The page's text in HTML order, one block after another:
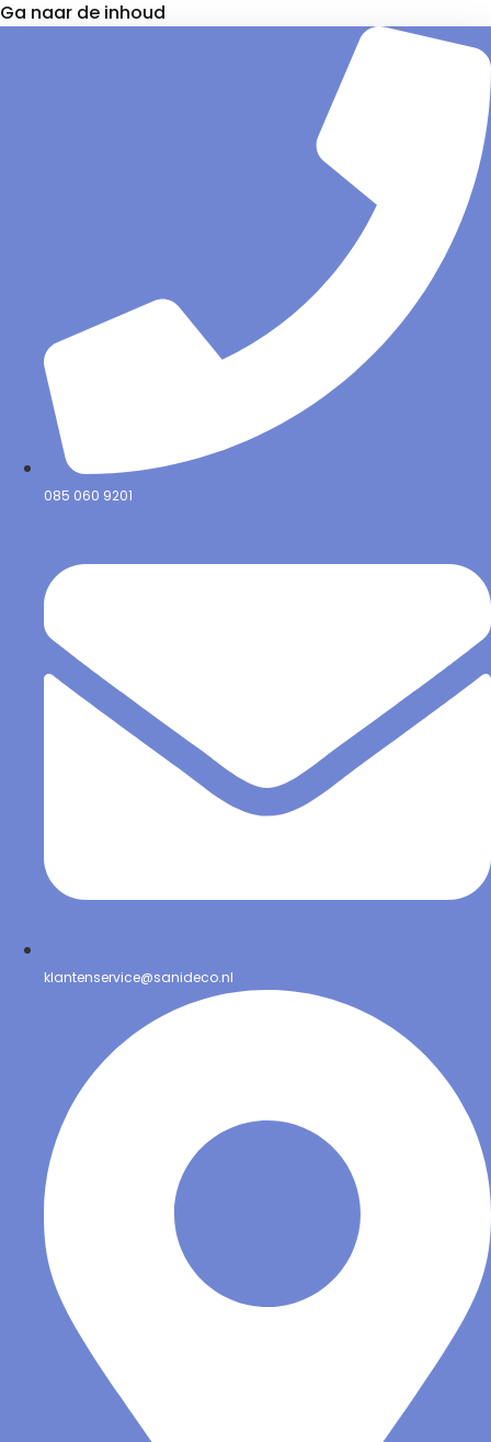
Ga naar de inhoud
085 060 9201
klantenservice@sanideco.nl